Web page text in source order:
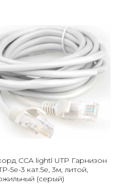
CCA lightl UTP Гарнизон
5e-3 кат.5e, 3м, литой,
(серый)